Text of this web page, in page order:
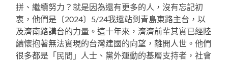
拼、繼續努力？就是因為還有更多的人，沒有忘記初
衷，他們是〔2024〕5/24我還站到青島東路主台，以
及濟南路講台的力量。這十年來，濟濟前輩其實已經陸
續懷抱著無法實現的台灣建國的向望，離開人世。他們
很多都是「民間」人士、黨外運動的基層支持者，社會